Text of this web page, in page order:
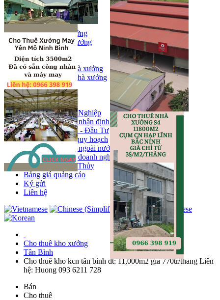
Đăng tin bán/cho thuê
Trang chủ
Bán kho, nhà xưởng
Bán kho xưởng
Kho
Mặt bằng
Cho thuê kho, nhà xưởng
Cho thuê nhà xưởng
Kho
Mặt bằng
Tin tức
Khu Công Nghiệp
Phân tích - nhận định
Chính sách - Đầu Tư
Thông tin quy hoạch
Thị trường ngoài nước
Hoạt động doanh nghiẹp
Tin Phong Thủy
Bảng giá quảng cáo
Ký gửi
Liên hệ
Cho thuê kho xưởng
Tân Bình
Cho thuê kho kcn tân bình dt: 11,000m2 gía 770tr/thang Liên
hệ: Huong 093 6211 728
Bán
Cho thuê